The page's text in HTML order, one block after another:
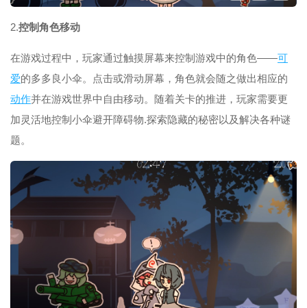
2.控制角色移动
在游戏过程中，玩家通过触摸屏幕来控制游戏中的角色——可
爱的多多良小伞。点击或滑动屏幕，角色就会随之做出相应的
动作并在游戏世界中自由移动。随着关卡的推进，玩家需要更
加灵活地控制小伞避开障碍物.探索隐藏的秘密以及解决各种谜
题。